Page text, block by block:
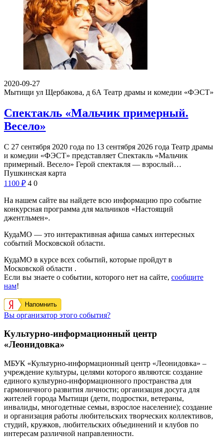
2020-09-27
Мытищи ул Щербакова, д 6А Театр драмы и комедии «ФЭСТ»
Спектакль «Мальчик примерный.
Весело»
С 27 сентября 2020 года по 13 сентября 2026 года Театр драмы
и комедии «ФЭСТ» представляет Спектакль «Мальчик
примерный. Весело» Герой спектакля — взрослый…
Пушкинская карта
1100 ₽ 4 0
На нашем сайте вы найдете всю информацию про событие
конкурсная программа для мальчиков «Настоящий
джентльмен».
КудаМО — это интерактивная афиша самых интересных
событий Московской области.
КудаМО в курсе всех событий, которые пройдут в
Московской области .
Если вы знаете о событии, которого нет на сайте, сообщите
нам!
Напомнить
Вы организатор этого события?
Культурно-информационный центр
«Леонидовка»
МБУК «Культурно-информационный центр «Леонидовка» –
учреждение культуры, целями которого являются: создание
единого культурно-информационного пространства для
гармоничного развития личности; организация досуга для
жителей города Мытищи (дети, подростки, ветераны,
инвалиды, многодетные семьи, взрослое население); создание
и организация работы любительских творческих коллективов,
студий, кружков, любительских объединений и клубов по
интересам различной направленности.